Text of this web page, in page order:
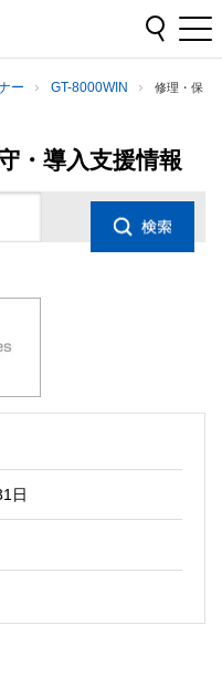
ー GT-8000WIN
修理・保
・導入支援情報
日